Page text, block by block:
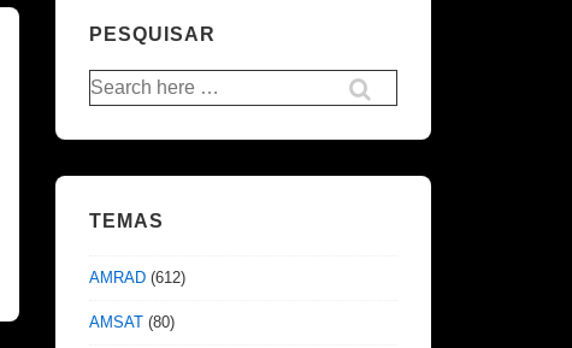
PESQUISAR
Pesquisar
por:
TEMAS
AMRAD (612)
AMSAT (80)